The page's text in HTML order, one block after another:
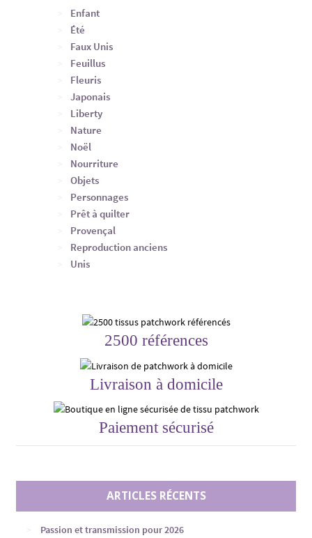
Enfant
Été
Faux Unis
Feuillus
Fleuris
Japonais
Liberty
Nature
Noël
Nourriture
Objets
Personnages
Prêt à quilter
Provençal
Reproduction anciens
Unis
2500 références
Livraison à domicile
Paiement sécurisé
ARTICLES RÉCENTS
Passion et transmission pour 2026